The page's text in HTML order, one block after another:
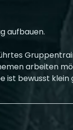
aufbauen.
arbeiten
ist bewusst